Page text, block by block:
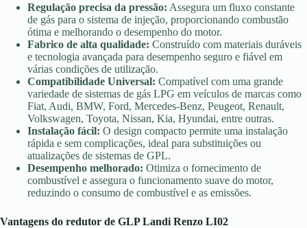
Regulação precisa da pressão: Assegura um fluxo constante
de gás para o sistema de injeção, proporcionando combustão
ótima e melhorando o desempenho do motor.
Fabrico de alta qualidade: Construído com materiais duráveis
e tecnologia avançada para desempenho seguro e fiável em
várias condições de utilização.
Compatibilidade Universal: Compatível com uma grande
variedade de sistemas de gás LPG em veículos de marcas como
Fiat, Audi, BMW, Ford, Mercedes-Benz, Peugeot, Renault,
Volkswagen, Toyota, Nissan, Kia, Hyundai, entre outras.
Instalação fácil: O design compacto permite uma instalação
rápida e sem complicações, ideal para substituições ou
atualizações de sistemas de GPL.
Desempenho melhorado: Otimiza o fornecimento de
combustível e assegura o funcionamento suave do motor,
reduzindo o consumo de combustível e as emissões.
Vantagens do redutor de GLP Landi Renzo LI02